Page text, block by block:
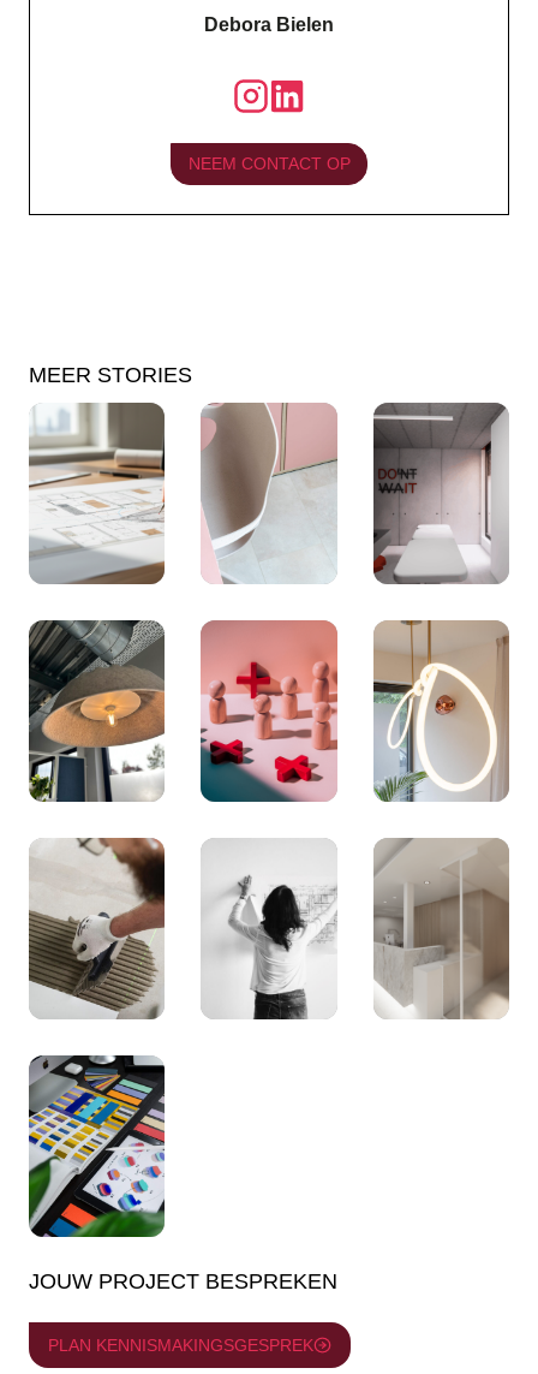
Debora Bielen
NEEM CONTACT OP
MEER STORIES
JOUW PROJECT BESPREKEN
PLAN KENNISMAKINGSGESPREK